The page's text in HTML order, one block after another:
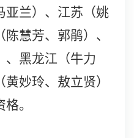
亚兰）、江苏（姚
慧芳、郭鹃）、
、黑龙江（牛力
妙玲、敖立贤）
。